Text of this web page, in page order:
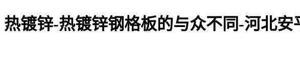
热镀锌-热镀锌钢格板的与众不同-河北